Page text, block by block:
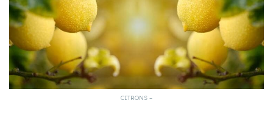
CITRONS –